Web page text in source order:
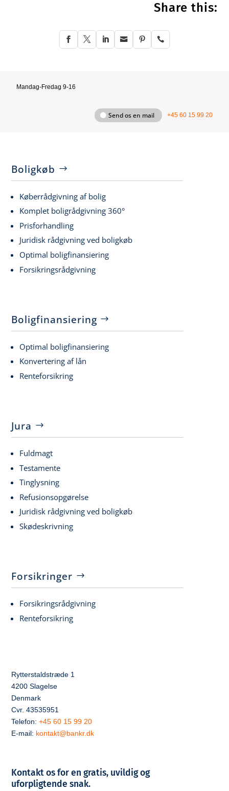
Share this:
     
Mandag-Fredag 9-16
Send os en mail +45 60 15 99 20
Boligkøb
Køberrådgivning af bolig
Komplet boligrådgivning 360°
Prisforhandling
Juridisk rådgivning ved boligkøb
Optimal boligfinansiering
Forsikringsrådgivning
Boligfinansiering
Optimal boligfinansiering
Konvertering af lån
Renteforsikring
Jura
Fuldmagt
Testamente
Tinglysning
Refusionsopgørelse
Juridisk rådgivning ved boligkøb
Skødeskrivning
Forsikringer
Forsikringsrådgivning
Renteforsikring
Rytterstaldstræde 1
4200 Slagelse
Denmark
Cvr. 43535951
Telefon:+45 60 15 99 20
E-mail: kontakt@bankr.dk
Kontakt os for en gratis, uvildig og
uforpligtende snak.